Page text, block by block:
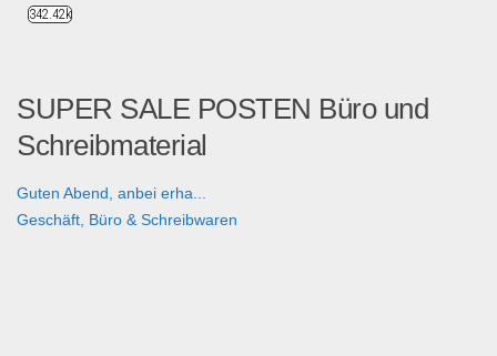
SUPER SALE POSTEN Büro und
Schreibmaterial
Guten Abend, anbei erha...
Geschäft, Büro & Schreibwaren
342.42k